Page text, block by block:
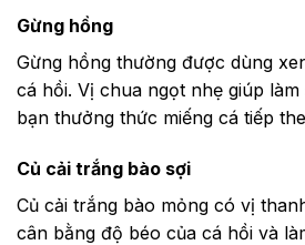
Gừng hồng
Gừng hồng thường được dùng
cá hồi. Vị chua ngọt nhẹ giúp
bạn thưởng thức miếng cá tiếp
Củ cải trắng bào sợi
Củ cải trắng bào mỏng có vị
cân bằng độ béo của cá hồi và